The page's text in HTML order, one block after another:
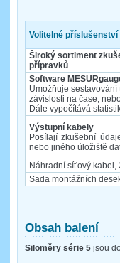
Volitelné příslušenství
Široký sortiment
přípravků.
Software
Umožňuje
závislosti na čase,
Dále vypočítává
Výstupní kabely
Posílají zkušební
nebo jiného úložiště
Náhradní síťový kabel,
Sada montážních
Obsah balení
Siloměry série 5 jsou